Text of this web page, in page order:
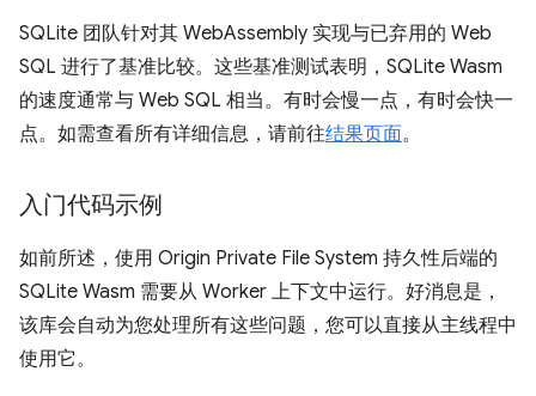
SQLite 团队针对其 WebAssembly 实现与已弃用的 Web
SQL 进行了基准比较。这些基准测试表明，SQLite Wasm
的速度通常与 Web SQL 相当。有时会慢一点，有时会快一
点。如需查看所有详细信息，请前往结果页面。
入门代码示例
如前所述，使用 Origin Private File System 持久性后端的
SQLite Wasm 需要从 Worker 上下文中运行。好消息是，
该库会自动为您处理所有这些问题，您可以直接从主线程中
使用它。